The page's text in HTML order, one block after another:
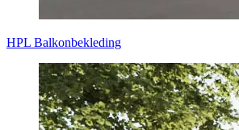
HPL Balkonbekleding